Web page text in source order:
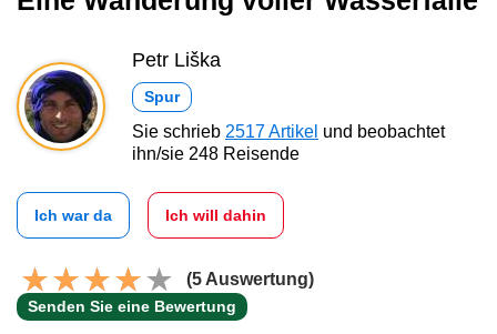
Petr Liška
Spur
Sie schrieb 2517 Artikel und beobachtet
ihn/sie 248 Reisende
Ich war da Ich will dahin
(5 Auswertung)
Senden Sie eine Bewertung